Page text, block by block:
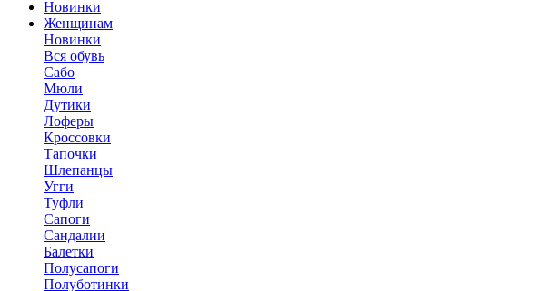
Новинки
Женщинам
Новинки
Вся обувь
Сабо
Мюли
Дутики
Лоферы
Кроссовки
Тапочки
Шлепанцы
Угги
Туфли
Сапоги
Сандалии
Балетки
Полусапоги
Полуботинки